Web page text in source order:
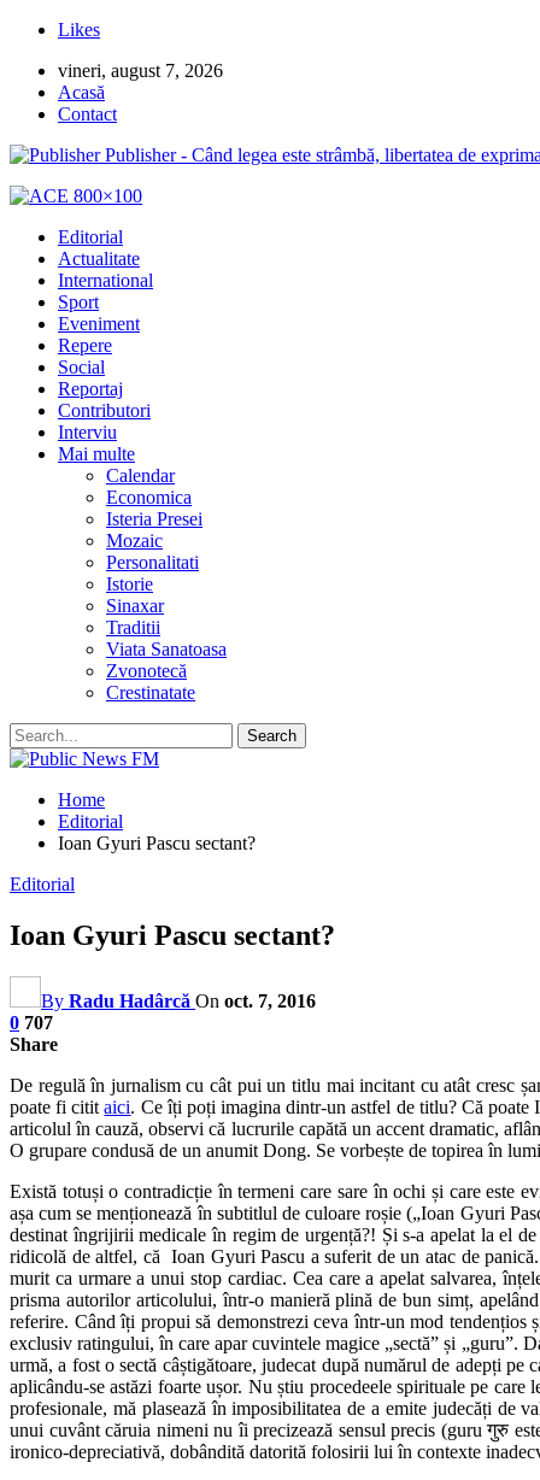
Likes
vineri, august 7, 2026
Acasă
Contact
Publisher - Când legea este strâmbă, libertatea de
Editorial
Actualitate
International
Sport
Eveniment
Repere
Social
Reportaj
Contributori
Interviu
Mai multe
Calendar
Economica
Isteria Presei
Mozaic
Personalitati
Istorie
Sinaxar
Traditii
Viata Sanatoasa
Zvonotecă
Crestinatate
Home
Editorial
Ioan Gyuri Pascu sectant?
Editorial
Ioan Gyuri Pascu sectant?
By Radu Hadârcă On oct. 7, 2016
0 707
Share
De regulă în jurnalism cu cât pui un titlu mai incitant cu atât cresc
poate fi cititaici. Ce îți poți imagina dintr-un astfel de titlu? Că poate
articolul în cauză, observi că lucrurile capătă un accent dramatic,
O grupare condusă de un anumit Dong. Se vorbește de topirea în
Există totuși o contradicție în termeni care sare în ochi și care este
așa cum se menționează în subtitlul de culoare roșie („Ioan Gyuri
destinat îngrijirii medicale în regim de urgență?! Și s-a apelat la el
ridicolă de altfel, că Ioan Gyuri Pascu a suferit de un atac de
murit ca urmare a unui stop cardiac. Cea care a apelat salvarea,
prisma autorilor articolului, într-o manieră plină de bun simț,
referire. Când îți propui să demonstrezi ceva într-un mod
exclusiv ratingului, în care apar cuvintele magice „sectă” și „guru”.
urmă, a fost o sectă câștigătoare, judecat după numărul de adepți
aplicându-se astăzi foarte ușor. Nu știu procedeele spirituale pe
profesionale, mă plasează în imposibilitatea de a emite judecăți de
unui cuvânt căruia nimeni nu îi precizează sensul precis (guru गुरु
ironico-depreciativă, dobândită datorită folosirii lui în contexte